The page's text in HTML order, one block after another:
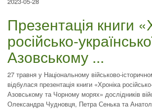
Презентація книги
російсько-
Азовському ...
27 травня у Національному військово-
відбулася презентація книги «Хроніка
Азовському та Чорному морях» дослідників
Олександра Чудновця, Петра Сенька та